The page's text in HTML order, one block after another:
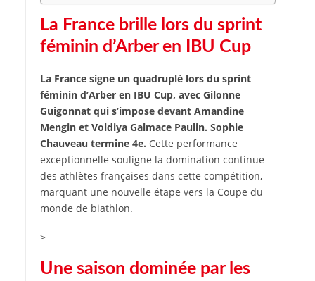
La France brille lors du sprint
féminin d’Arber en IBU Cup
La France signe un quadruplé lors du sprint
féminin d’Arber en IBU Cup, avec Gilonne
Guigonnat qui s’impose devant Amandine
Mengin et Voldiya Galmace Paulin. Sophie
Chauveau termine 4e. Cette performance
exceptionnelle souligne la domination continue
des athlètes françaises dans cette compétition,
marquant une nouvelle étape vers la Coupe du
monde de biathlon.
>
Une saison dominée par les